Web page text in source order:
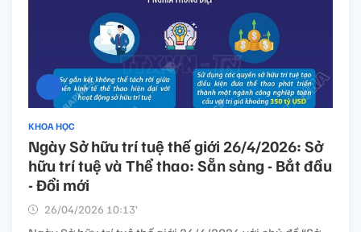
KHOA HỌC
Ngày Sở hữu trí tuệ thế giới 26/4/2026: Sở
hữu trí tuệ và Thể thao: Sẵn sàng - Bắt đầu
- Đổi mới
26/04/2026 10:13’